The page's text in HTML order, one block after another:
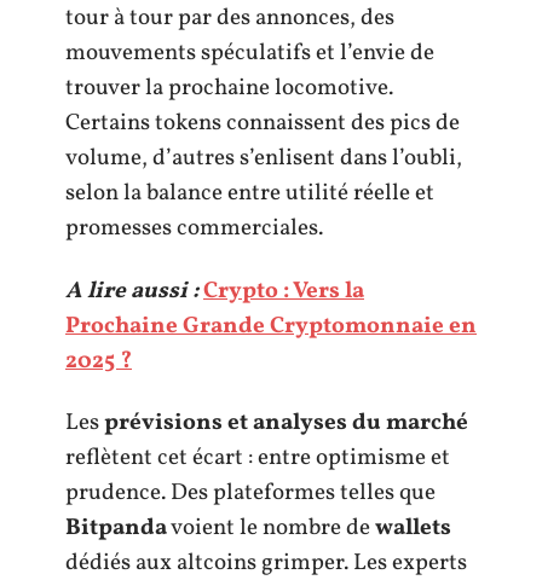
tour à tour par des annonces, des
mouvements spéculatifs et l’envie de
trouver la prochaine locomotive.
Certains tokens connaissent des pics de
volume, d’autres s’enlisent dans l’oubli,
selon la balance entre utilité réelle et
promesses commerciales.
A lire aussi :Crypto : Vers la
Prochaine Grande Cryptomonnaie en
2025 ?
Lesprévisions et analyses du marché
reflètent cet écart : entre optimisme et
prudence. Des plateformes telles que
Bitpandavoient le nombre dewallets
dédiés aux altcoins grimper. Les experts